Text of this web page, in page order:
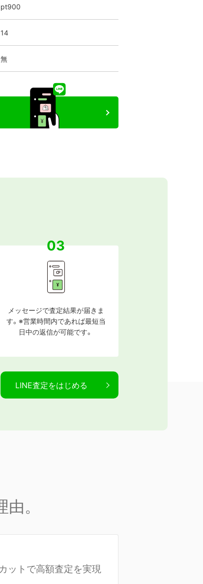
pt900
14
無
03
メッセージで査定結果が届きま
す。※営業時間内であれば最短当
日中の返信が可能です。
LINE査定をはじめる
。
ットで高額査定を実現